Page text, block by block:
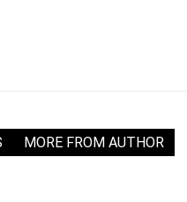
MORE FROM AUTHOR